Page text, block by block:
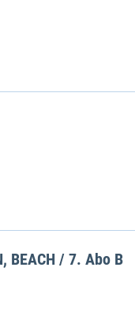
BEACH / 7. Abo B